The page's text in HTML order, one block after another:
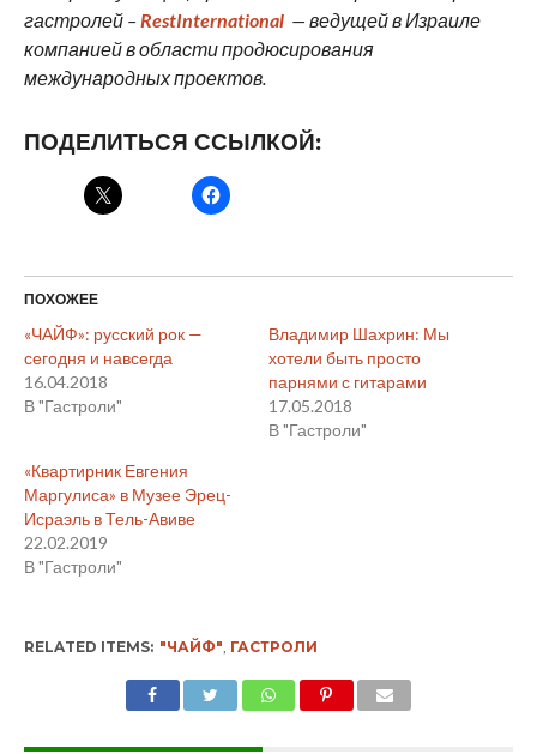
гастролей –RestInternational— ведущей в Израиле
компанией в области продюсирования
международных проектов.
ПОДЕЛИТЬСЯ ССЫЛКОЙ:
ПОХОЖЕЕ
«ЧАЙФ»: русский рок —
сегодня и навсегда
16.04.2018
В "Гастроли"
Владимир Шахрин: Мы
хотели быть просто
парнями с гитарами
17.05.2018
В "Гастроли"
«Квартирник Евгения
Маргулиса» в Музее Эрец-
Исраэль в Тель-Авиве
22.02.2019
В "Гастроли"
RELATED ITEMS: "ЧАЙФ", ГАСТРОЛИ